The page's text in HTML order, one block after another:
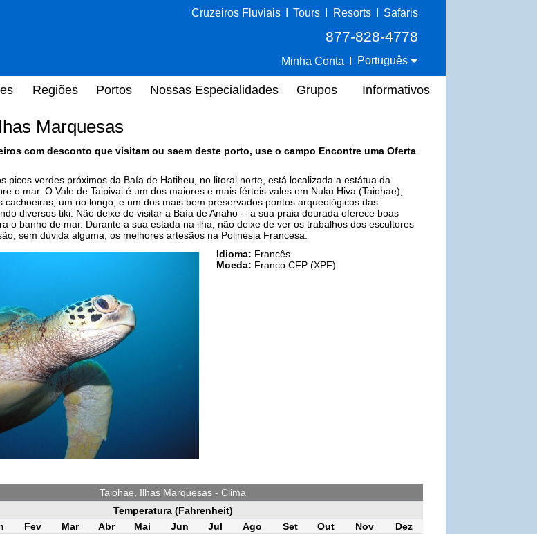
Cruzeiros Fluviais Tours Resorts Safaris
877-828-4778
Minha Conta Português
Regiões Portos Nossas Especialidades Grupos Informativos
Marquesas
com desconto que visitam ou saem deste porto, use o campo Encontre uma Oferta
picos verdes próximos da Baía de Hatiheu, no litoral norte, está localizada a estátua da
o mar. O Vale de Taipivai é um dos maiores e mais férteis vales em Nuku Hiva (Taiohae);
cachoeiras, um rio longo, e um dos mais bem preservados pontos arqueológicos das
diversos tiki. Não deixe de visitar a Baía de Anaho -- a sua praia dourada oferece boas
o banho de mar. Durante a sua estada na ilha, não deixe de ver os trabalhos dos escultores
sem dúvida alguma, os melhores artesãos na Polinésia Francesa.
Idioma: Francês
Moeda: Franco CFP (XPF)
Taiohae, Ilhas Marquesas - Clima
Temperatura (Fahrenheit)
Fev Mar Abr Mai Jun Jul Ago Set Out Nov
Dez